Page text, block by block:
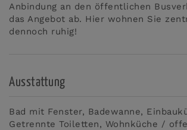
Anbindung an den öffentlichen
das Angebot ab. Hier wohnen Sie
dennoch ruhig!
Ausstattung
Bad mit Fenster Badewanne
Getrennte Toiletten
Wohnküche /